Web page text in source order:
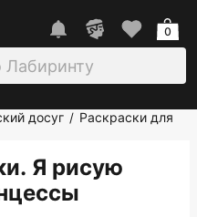
0
досуг / Раскраски для
Я рисую